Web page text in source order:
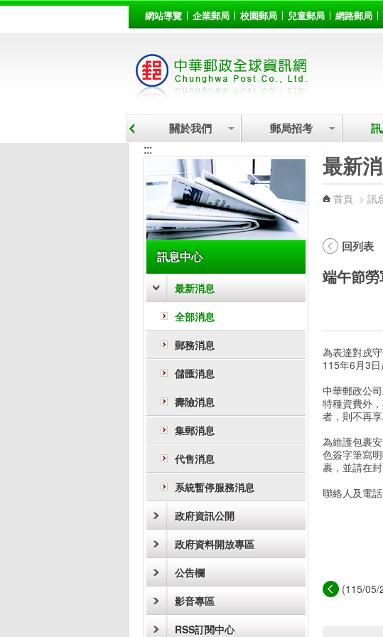
::: 網站導覽 企業郵局 校園郵局 兒童郵局 網路郵局
關於我們 郵局招考
:::
訊息中心
最新消息
全部消息
郵務消息
儲匯消息
壽險消息
集郵消息
代售消息
系統暫停服務消息
政府資訊公開
政府資料開放專區
公告欄
影音專區
RSS訂閱中心
最新
首頁 > 訊
回列表
端午節
為表達對戍
115年6月3
中華郵政公
特種資費外
者，則不再享
為維護包裹
色簽字筆寫
裹，並請在
聯絡人及電
(115/05/